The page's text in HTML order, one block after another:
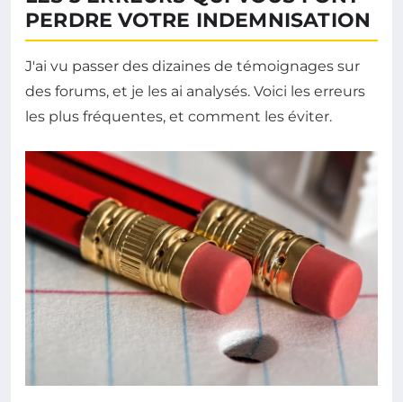
PERDRE VOTRE INDEMNISATION
J'ai vu passer des dizaines de témoignages sur
des forums, et je les ai analysés. Voici les erreurs
les plus fréquentes, et comment les éviter.